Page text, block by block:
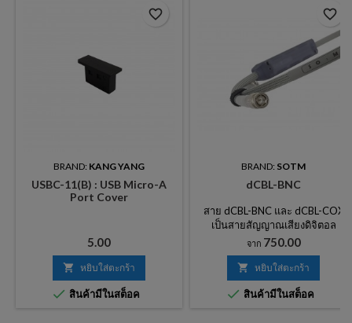
BRAND: KANG YANG
USBC-11(B) : USB Micro-A
Port Cover
ราคา
5.00
 หยิบใส่ตะกร้า
 สินค้ามีในสต็อค
favorite_border
BRAND: SOTM
dCBL-BNC
สาย dCBL-BNC และ dCBL-COX
เป็นสายสัญญาณเสียงดิจิตอล
ประสิทธิภาพสูงสำหรับการส่ง
สัญญาณ AES3 ที่รู้จักกันดีในนาม
ของสัญญาณนาฬิกาหลักสัญญาณ
นาฬิกาคำและสัญญาณ S / PDIF
จาก ราคา
750.00
 หยิบใส่ตะกร้า
 สินค้ามีในสต็อค
favorite_border